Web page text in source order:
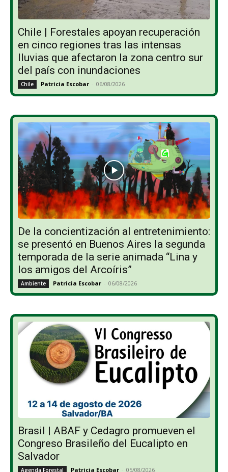
Chile | Forestales apoyan recuperación
en cinco regiones tras las intensas
lluvias que afectaron la zona centro sur
del país con inundaciones
Chile Patricia Escobar - 06/08/2026
De la concientización al entretenimiento:
se presentó en Buenos Aires la segunda
temporada de la serie animada “Lina y
los amigos del Arcoíris”
Ambiente Patricia Escobar - 06/08/2026
Brasil | ABAF y Cedagro promueven el
Congreso Brasileño del Eucalipto en
Salvador
Agenda Forestal Patricia Escobar - 05/08/2026